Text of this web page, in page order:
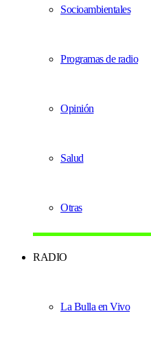
Socioambientales
Programas de radio
Opinión
Salud
Otras
RADIO
La Bulla en Vivo